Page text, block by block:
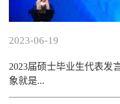
2023-06-19
2023届硕士毕业生代表发
象就是...